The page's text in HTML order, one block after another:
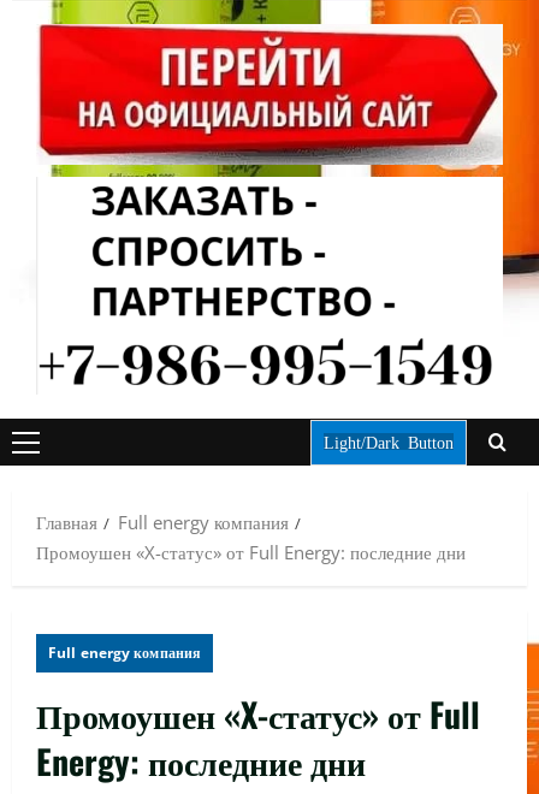
ОСНОВНОЕ
Light/Dark Button
Главная
Full energy компания
Промоушен «X-статус» от Full Energy: последние дни
Full energy компания
Промоушен «X-статус» от Full
Energy: последние дни